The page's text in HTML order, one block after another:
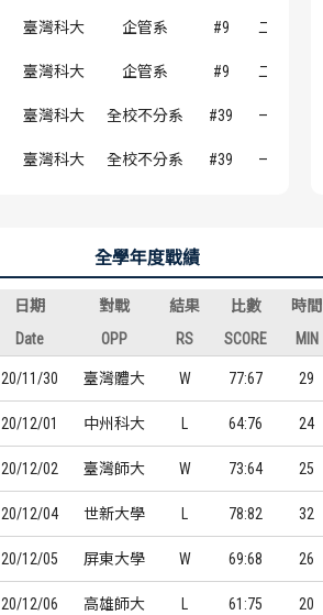
臺灣科大 企管系 #9 二年級
臺灣科大 企管系 #9 二年級
臺灣科大 全校不分系 #39 一年級
臺灣科大 全校不分系 #39 一年級
全學年度戰績
日期 對戰 結果 比數 時間
Date
OPP RS SCORE MIN
20/11/30 臺灣體大 W 77:67 29
20/12/01 中州科大 L 64:76 24
20/12/02 臺灣師大 W 73:64 25
20/12/04 世新大學 L 78:82 32
20/12/05 屏東大學 W 69:68 26
20/12/06 高雄師大 L 61:75 20